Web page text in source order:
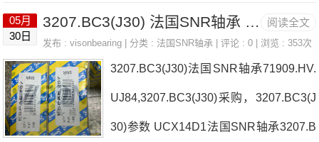
牌推荐：NU.209.E.M.J30TOOLS
1905HVDUJ74法国SNR轴承3207.BC3
阅读全文
05月
30日
3207.BC3(J30) 法国SNR轴承 51204
发布 :visonbearing | 分类 :法国SNR轴承 | 评论 : 0 | 浏览 : 353次
3207.BC3(J30)法国SNR轴承71909.HV.
UJ84,3207.BC3(J30)采购，3207.BC3(J
30)参数 UCX14D1法国SNR轴承3207.B